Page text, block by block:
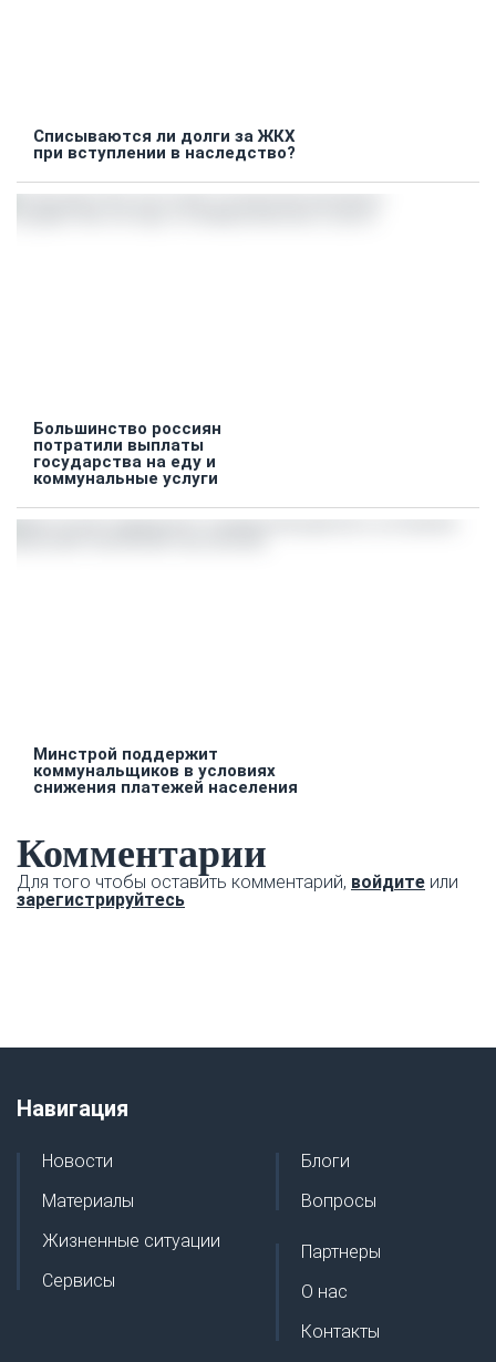
Списываются ли долги за ЖКХ
при вступлении в наследство?
Большинство россиян
потратили выплаты
государства на еду и
коммунальные услуги
Минстрой поддержит
коммунальщиков в условиях
снижения платежей населения
Комментарии
Для того чтобы оставить комментарий, войдите или
зарегистрируйтесь
Навигация
Новости
Материалы
Жизненные ситуации
Сервисы
Блоги
Вопросы
Партнеры
О нас
Контакты